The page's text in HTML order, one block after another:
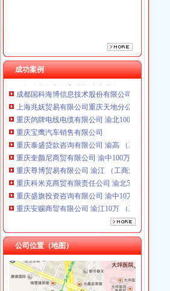
成功案例
重庆盛旗投资咨询有限公司 渝中10万 （工商注册
重庆安赐商贸有限公司 渝江10万 （工商注册）
重庆华康假肢矫形有限公司 渝中120万 （增资）
成都国科海博信息技术股份有限公司重庆分公
上海兆妩贸易有限公司重庆天地分公司 渝中 （
重庆鸽牌电线电缆有限公司 渝北10010万 (进出口
重庆宝鹰汽车销售有限公司
重庆泰盛贷款咨询有限公司 渝高 （工商注册）
重庆奎颜尼商贸有限公司 渝中100万 （工商注册
重庆尊博贸易有限公司 渝江 （工商注册）
重庆科米克商贸有限责任公司 渝北50万 （工商注
重庆盛旗投资咨询有限公司 渝中10万 （工商注册
重庆安赐商贸有限公司 渝江10万 （工商注册）
重庆华康假肢矫形有限公司 渝中120万 （增资）
成都国科海博信息技术股份有限公司重庆分公
上海兆妩贸易有限公司重庆天地分公司 渝中 （
公司位置（地图）